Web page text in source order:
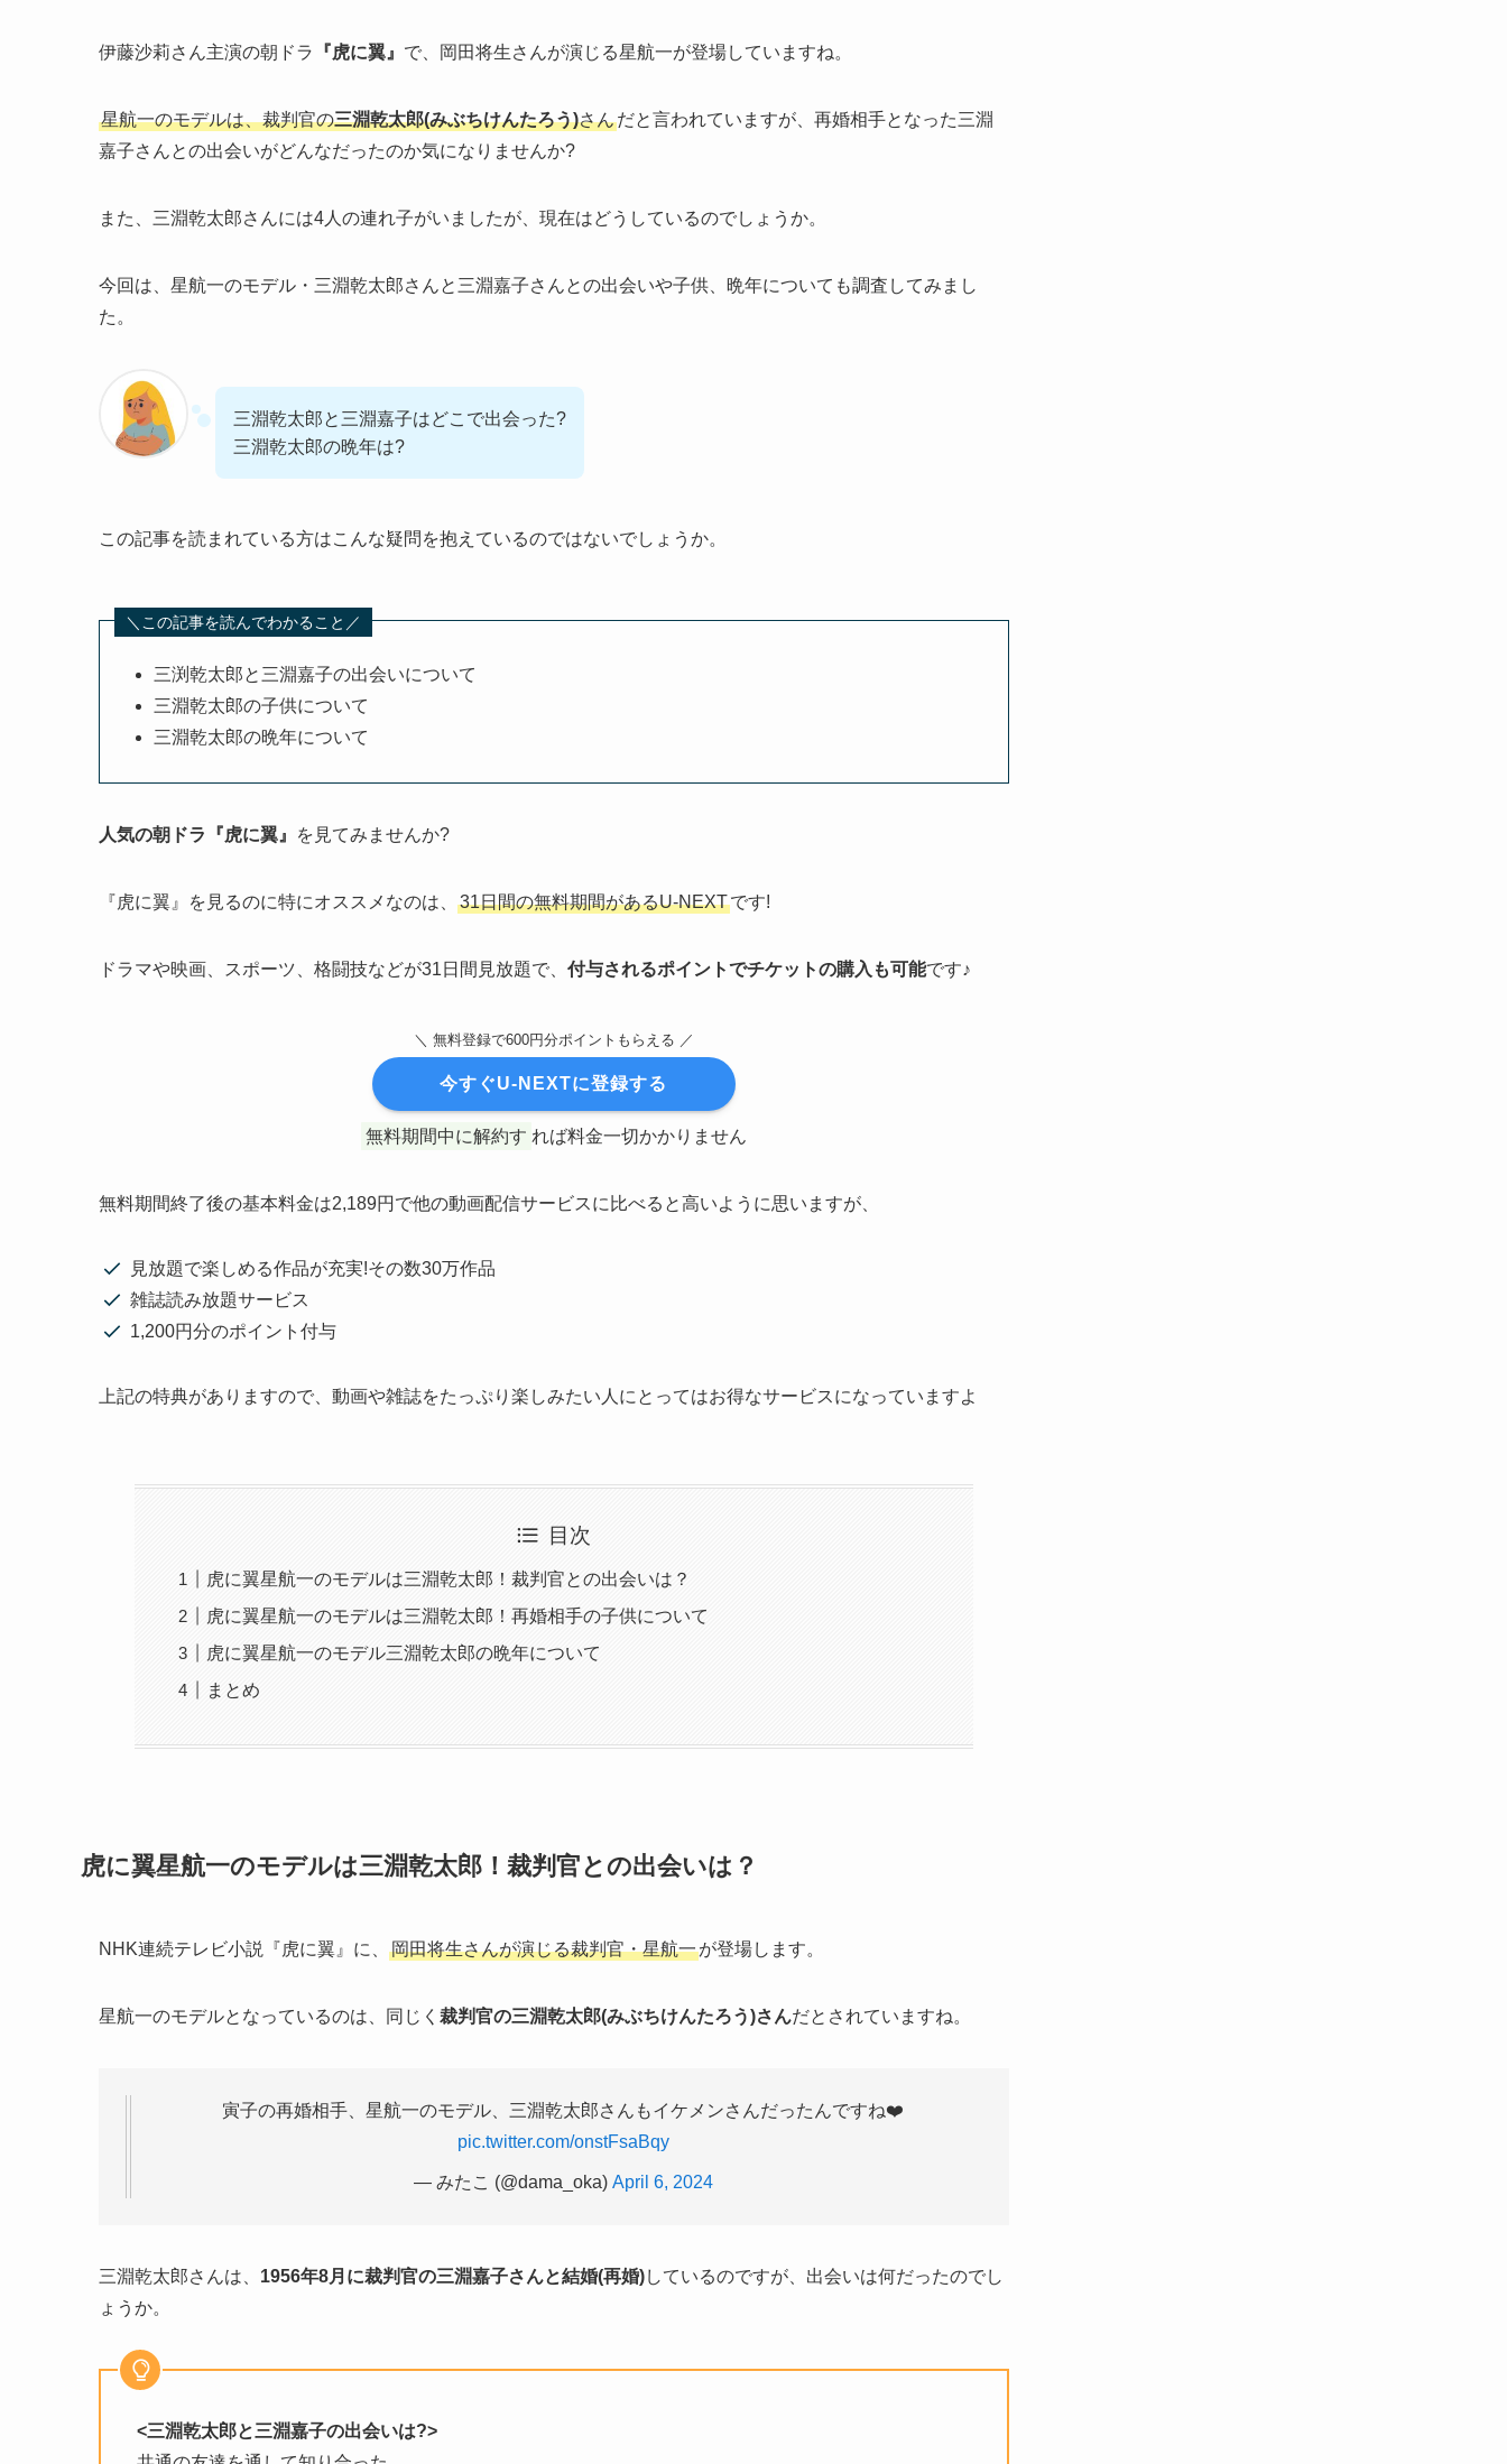
伊藤沙莉さん主演の朝ドラ 『虎に翼』 で、岡田将生さんが演じる星航一が登場していますね。
星航一のモデルは、裁判官の三淵乾太郎(みぶちけんたろう)さんだと言われていますが、再婚相手となった三淵
嘉子さんとの出会いがどんなだったのか気になりませんか?
また、三淵乾太郎さんには4人の連れ子がいましたが、現在はどうしているのでしょうか。
今回は、星航一のモデル・三淵乾太郎さんと三淵嘉子さんとの出会いや子供、晩年についても調査してみまし
た。
三淵乾太郎と三淵嘉子はどこで出会った?
三淵乾太郎の晩年は?
この記事を読まれている方はこんな疑問を抱えているのではないでしょうか。
＼この記事を読んでわかること／
三渕乾太郎と三淵嘉子の出会いについて
三淵乾太郎の子供について
三淵乾太郎の晩年について
人気の朝ドラ『虎に翼』 を見てみませんか?
『虎に翼』を見るのに特にオススメなのは、 31日間の無料期間があるU-NEXTです!
ドラマや映画、スポーツ、格闘技などが31日間見放題で、 付与されるポイントでチケットの購入も可能です♪
＼ 無料登録で600円分ポイントもらえる ／
今すぐU-NEXTに登録する
無料期間中に解約す れば料金一切かかりません
無料期間終了後の基本料金は2,189円で他の動画配信サービスに比べると高いように思いますが、
見放題で楽しめる作品が充実!その数30万作品
雑誌読み放題サービス
1,200円分のポイント付与
上記の特典がありますので、動画や雑誌をたっぷり楽しみたい人にとってはお得なサービスになっていますよ
目次
虎に翼星航一のモデルは三淵乾太郎！裁判官との出会いは？
虎に翼星航一のモデルは三淵乾太郎！再婚相手の子供について
虎に翼星航一のモデル三淵乾太郎の晩年について
まとめ
虎に翼星航一のモデルは三淵乾太郎！裁判官との出会いは？
NHK連続テレビ小説『虎に翼』に、 岡田将生さんが演じる裁判官・星航一が登場します。
星航一のモデルとなっているのは、同じく 裁判官の三淵乾太郎(みぶちけんたろう)さんだとされていますね。
寅子の再婚相手、星航一のモデル、三淵乾太郎さんもイケメンさんだったんですね❤️
pic.twitter.com/onstFsaBqy
— みたこ (@dama_oka) April 6, 2024
三淵乾太郎さんは、 1956年8月に裁判官の三淵嘉子さんと結婚(再婚)しているのですが、出会いは何だったのでし
ょうか。
<三淵乾太郎と三淵嘉子の出会いは?>